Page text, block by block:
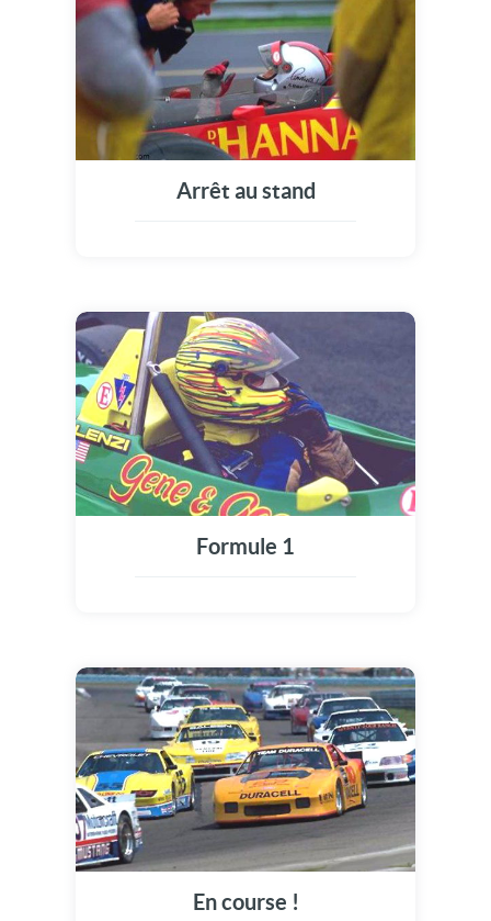
Arrêt au stand
Formule 1
En course !